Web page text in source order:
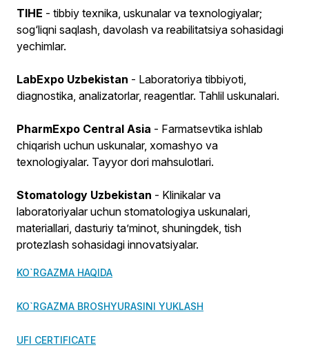
TIHE - tibbiy texnika, uskunalar va texnologiyalar;
sog‘liqni saqlash, davolash va reabilitatsiya sohasidagi
yechimlar.
LabExpo Uzbekistan - Laboratoriya tibbiyoti,
diagnostika, analizatorlar, reagentlar. Tahlil uskunalari.
PharmExpo Central Asia - Farmatsevtika ishlab
chiqarish uchun uskunalar, xomashyo va
texnologiyalar. Tayyor dori mahsulotlari.
Stomatology Uzbekistan - Klinikalar va
laboratoriyalar uchun stomatologiya uskunalari,
materiallari, dasturiy ta’minot, shuningdek, tish
protezlash sohasidagi innovatsiyalar.
KO`RGAZMA HAQIDA
KO`RGAZMA BROSHYURASINI YUKLASH
UFI CERTIFICATE